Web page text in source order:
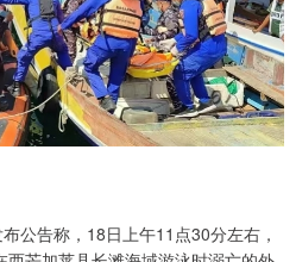
公告称，18日上午11点30分左右，